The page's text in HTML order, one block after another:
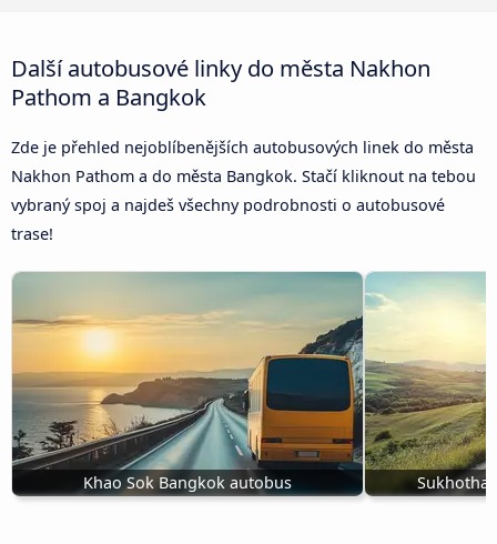
Další autobusové linky do města Nakhon
Pathom a Bangkok
Zde je přehled nejoblíbenějších autobusových linek do města
Nakhon Pathom a do města Bangkok. Stačí kliknout na tebou
vybraný spoj a najdeš všechny podrobnosti o autobusové
trase!
Khao Sok Bangkok autobus